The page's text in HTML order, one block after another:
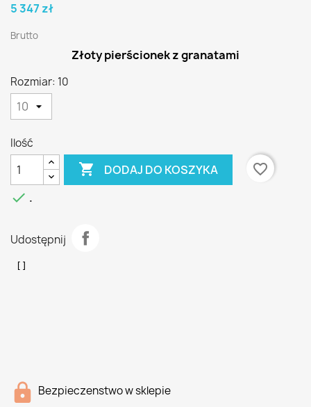
5 347 zł
Brutto
Złoty pierścionek z granatami
Rozmiar: 10
Ilość
 DODAJ DO KOSZYKA
favorite_border
 .
Udostępnij
Bezpieczenstwo w sklepie